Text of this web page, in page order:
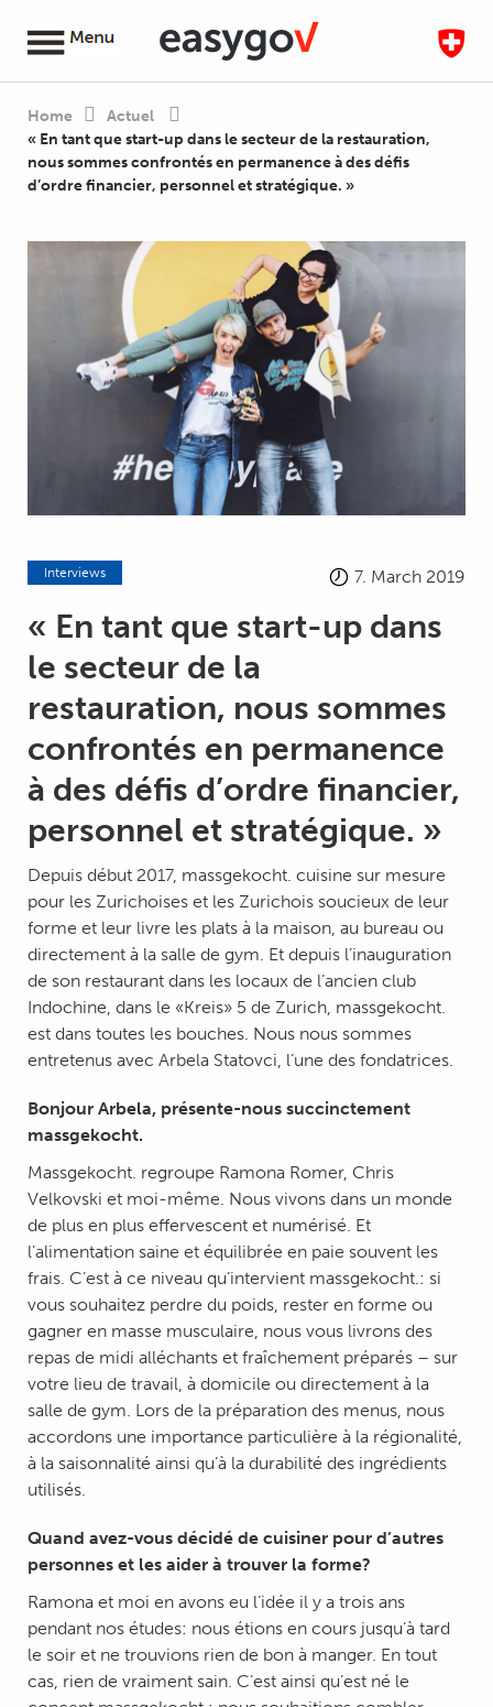
Home
Actuel
« En tant que start-up dans le secteur de la restauration,
nous sommes confrontés en permanence à des défis
d’ordre financier, personnel et stratégique. »
Interviews 7. March 2019
« En tant que start-up dans
le secteur de la
restauration, nous sommes
confrontés en permanence
à des défis d’ordre financier,
personnel et stratégique. »
Depuis début 2017, massgekocht. cuisine sur mesure
pour les Zurichoises et les Zurichois soucieux de leur
forme et leur livre les plats à la maison, au bureau ou
directement à la salle de gym. Et depuis l’inauguration
de son restaurant dans les locaux de l’ancien club
Indochine, dans le «Kreis» 5 de Zurich, massgekocht.
est dans toutes les bouches. Nous nous sommes
entretenus avec Arbela Statovci, l’une des fondatrices.
Bonjour Arbela, présente-nous succinctement
massgekocht.
Massgekocht. regroupe Ramona Romer, Chris
Velkovski et moi-même. Nous vivons dans un monde
de plus en plus effervescent et numérisé. Et
l’alimentation saine et équilibrée en paie souvent les
frais. C’est à ce niveau qu’intervient massgekocht.: si
vous souhaitez perdre du poids, rester en forme ou
gagner en masse musculaire, nous vous livrons des
repas de midi alléchants et fraîchement préparés – sur
votre lieu de travail, à domicile ou directement à la
salle de gym. Lors de la préparation des menus, nous
accordons une importance particulière à la régionalité,
à la saisonnalité ainsi qu’à la durabilité des ingrédients
utilisés.
Quand avez-vous décidé de cuisiner pour d’autres
personnes et les aider à trouver la forme?
Ramona et moi en avons eu l’idée il y a trois ans
pendant nos études: nous étions en cours jusqu’à tard
le soir et ne trouvions rien de bon à manger. En tout
cas, rien de vraiment sain. C’est ainsi qu’est né le